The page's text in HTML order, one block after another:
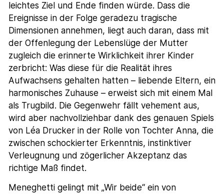
leichtes Ziel und Ende finden würde. Dass die
Ereignisse in der Folge geradezu tragische
Dimensionen annehmen, liegt auch daran, dass mit
der Offenlegung der Lebenslüge der Mutter
zugleich die erinnerte Wirklichkeit ihrer Kinder
zerbricht: Was diese für die Realität ihres
Aufwachsens gehalten hatten – liebende Eltern, ein
harmonisches Zuhause – erweist sich mit einem Mal
als Trugbild. Die Gegenwehr fällt vehement aus,
wird aber nachvollziehbar dank des genauen Spiels
von Léa Drucker in der Rolle von Tochter Anna, die
zwischen schockierter Erkenntnis, instinktiver
Verleugnung und zögerlicher Akzeptanz das
richtige Maß findet.
Meneghetti gelingt mit „Wir beide“ ein von